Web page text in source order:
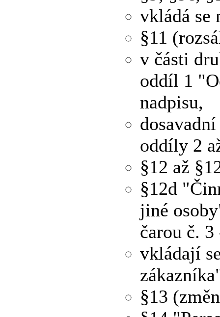
vkládá se
§11
v části
oddíl 1
nadpisu,
oddíly 2
§12 až
§12d
jiné
čarou č.
vkládají
§13